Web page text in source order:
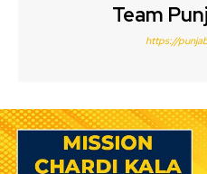
Team
https://